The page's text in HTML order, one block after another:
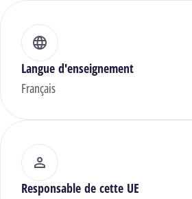
Langue d'enseignement
Français
Responsable de cette UE